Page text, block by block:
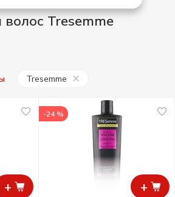
Tresemme
Tresemme
+ +
-24 %